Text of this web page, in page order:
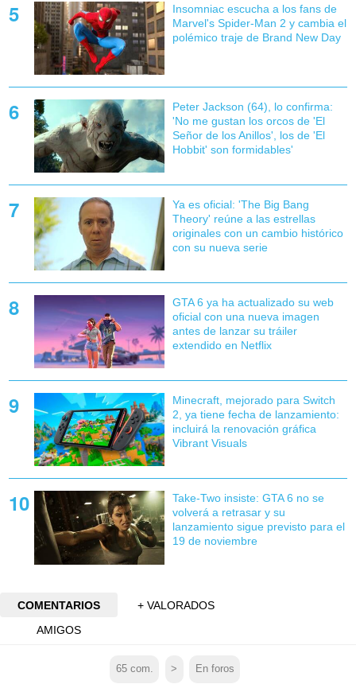
Insomniac escucha a los fans de
Marvel's Spider-Man 2 y cambia el
polémico traje de Brand New Day
Peter Jackson (64), lo confirma:
'No me gustan los orcos de 'El
Señor de los Anillos', los de 'El
Hobbit' son formidables'
Ya es oficial: 'The Big Bang
Theory' reúne a las estrellas
originales con un cambio histórico
con su nueva serie
GTA 6 ya ha actualizado su web
oficial con una nueva imagen
antes de lanzar su tráiler
extendido en Netflix
Minecraft, mejorado para Switch
2, ya tiene fecha de lanzamiento:
incluirá la renovación gráfica
Vibrant Visuals
Take-Two insiste: GTA 6 no se
volverá a retrasar y su
lanzamiento sigue previsto para el
19 de noviembre
COMENTARIOS
+ VALORADOS
AMIGOS
65com. > En foros